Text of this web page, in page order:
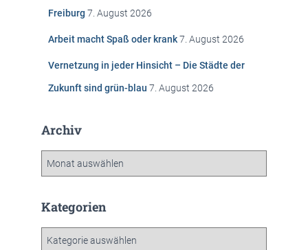
Freiburg 7. August 2026
Arbeit macht Spaß oder krank7. August 2026
Vernetzung in jeder Hinsicht – Die Städte der
Zukunft sind grün-blau 7. August 2026
Archiv
h
Kategorien